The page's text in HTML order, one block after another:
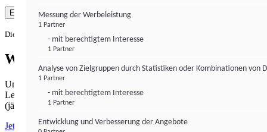
Einverstanden
Die Zustimmung ist jederzeit widerrufbar.
Werbefrei lesen
Unabhängiger Journalismus hat seinen Preis.
Lesen Sie institutional-money.com PUR für 33,99€ pro Monat
(jährliche Abrechnung).
Jetzt abonnieren
Messung der Werbeleistung
1 Partner
- mit berechtigtem Interesse
1 Partner
Analyse von Zielgruppen durch Statistiken oder Kombinationen von
1 Partner
- mit berechtigtem Interesse
1 Partner
Entwicklung und Verbesserung der Angebote